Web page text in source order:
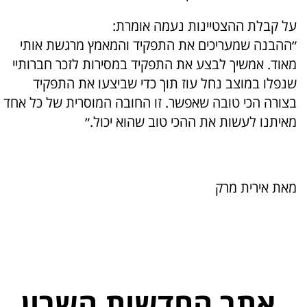
על קבלת ההצטיינות נעמה אומרת:
״ההבנה שמעריכים את התפקיד והמאמץ מרגשת אותי
מאוד. אמשיך לבצע את התפקיד במסירות לזכר חברותיי
שנפלו במוצב נחל עוז תוך כדי שביצעו את התפקיד
בצורה הכי טובה שאפשר. זו החובה המוסרית של כל אחד
מאיתנו לעשות את ההכי טוב שהוא יכול.״
מאת אירית מרק